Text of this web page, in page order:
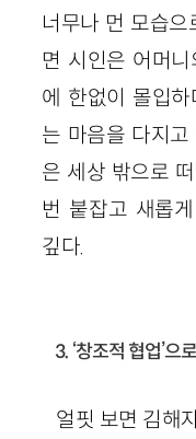
너무나 먼 모습으
면 시인은 어머
에 한없이 몰입
는 마음을 다지고
은 세상 밖으로
번 붙잡고 새롭
깊다.
3. ‘창조적 협업’으
얼핏 보면 김해